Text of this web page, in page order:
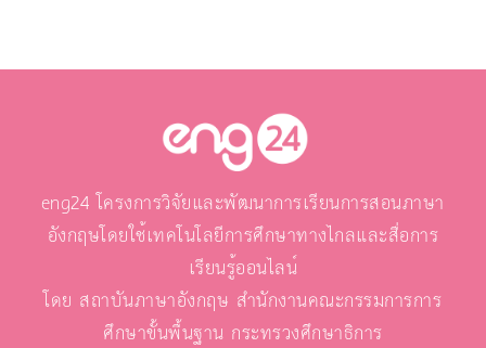
eng24 โครงการวิจัยและพัฒนาการเรียนการสอนภาษา
อังกฤษโดยใช้เทคโนโลยีการศึกษาทางไกลและสื่อการ
เรียนรู้ออนไลน์
โดย สถาบันภาษาอังกฤษ สำนักงานคณะกรรมการการ
ศึกษาขั้นพื้นฐาน กระทรวงศึกษาธิการ